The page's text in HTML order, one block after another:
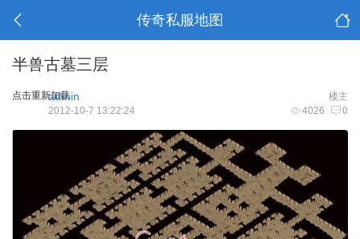
传奇私服地图
半兽古墓三层
点击重新加载 楼主
admin
4026 0
2012-10-7 13:22:24